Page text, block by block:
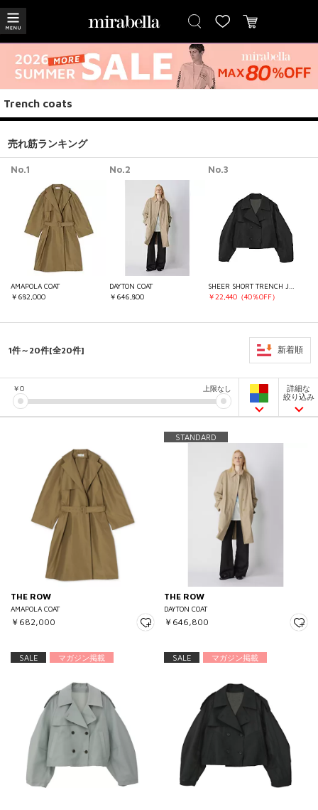
Trench coats
売れ筋ランキング
No.1
AMAPOLA COAT
￥682,000
No.2
DAYTON COAT
￥646,800
No.3
￥22,440（40％OFF）
1件～20件[全20件] 新着順
￥0 上限なし
詳細な
絞り込み
THE ROW
AMAPOLA COAT
￥682,000
STANDARD
THE ROW
DAYTON COAT
￥646,800
SALE マガジン掲載 SALE マガジン掲載